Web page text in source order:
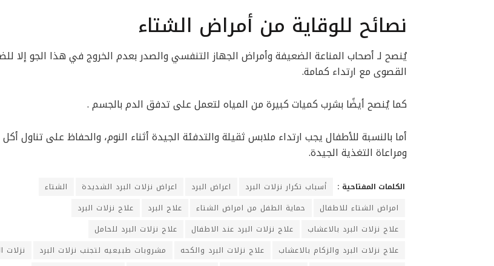
نصائح للوقاية من أمراض الشتاء
يُنصح لـ أصحاب المناعة الضعيفة وأمراض الجهاز التنفسي والصدر بعدم الخروج في هذا الجو إلا
القصوى مع ارتداء كمامة.
كما يُنصح أيضًا بشرب كميات كبيرة من المياه لتعمل على تدفق الدم بالجسم .
أما بالنسبة للأطفال يجب ارتداء ملابس ثقيلة والتدفئة الجيدة أثناء النوم، والحفاظ على تناول
ومراعاة التغذية الجيدة.
الكلمات المفتاحية : أسباب تكرار نزلات البرد اعراض البرد اعراض نزلات البرد الشديدة
الشتاء
امراض الشتاء للاطفال
حماية الطفل من امراض الشتاء علاج البرد
علاج نزلات البرد
علاج نزلات البرد بالاعشاب
علاج نزلات البرد عند الاطفال
علاج نزلات البرد للحامل
علاج نزلات البرد والزكام بالاعشاب
علاج نزلات البرد والكحه مشروبات طبيعيه لتجنب نزلات البرد
نزلات